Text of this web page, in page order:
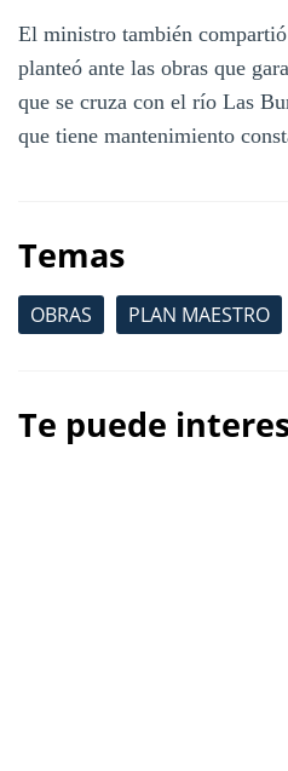
El ministro también
planteó ante las obras que
que se cruza con el río Las
que tiene mantenimiento
Temas
OBRAS PLAN MAESTRO
Te puede